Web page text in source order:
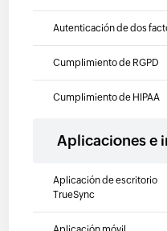
Autenticación de dos
Cumplimiento de RGPD
Cumplimiento de HIPAA
Aplicaciones e
Aplicación de escritorio
TrueSync